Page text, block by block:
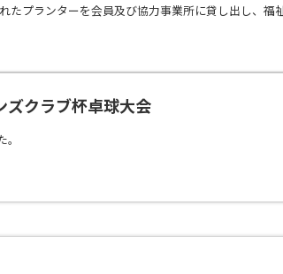
たプランターを会員及び協力事業所に貸し出し、福
クラブ杯卓球大会